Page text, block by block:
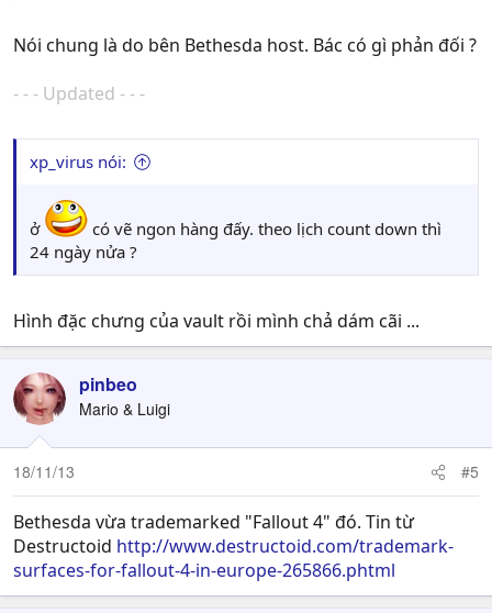
Nói chung là do bên Bethesda host. Bác có gì phản đối ?
- - - Updated - - -
xp_virus nói:
ở
có vẽ ngon hàng đấy. theo lịch count down thì
24 ngày nửa ?
Hình đặc chưng của vault rồi mình chả dám cãi ...
pinbeo
Mario & Luigi
18/11/13 #5
Bethesda vừa trademarked "Fallout 4" đó. Tin từ
Destructoid http://www.destructoid.com/trademark-
surfaces-for-fallout-4-in-europe-265866.phtml